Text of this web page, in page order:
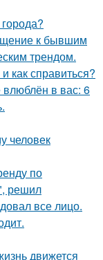
к бывшим
трендом.
как справиться?
в вас: 6
человек
по
решил
все лицо.
движется